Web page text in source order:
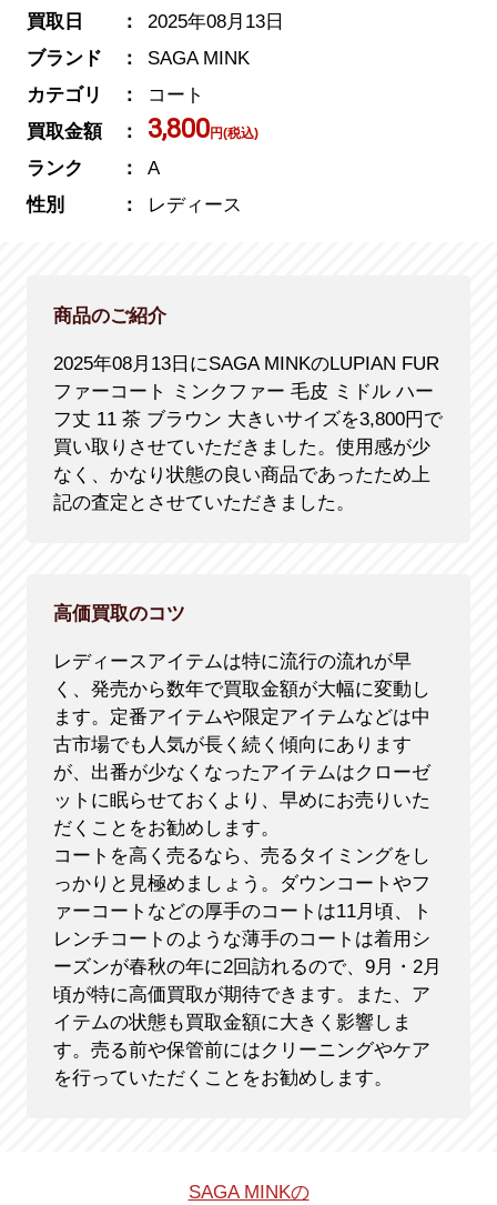
買取日
2025年08月13日
ブランド
SAGA MINK
カテゴリ
コート
買取金額
3,800円(税込)
ランク
A
性別
レディース
商品のご紹介
2025年08月13日にSAGA MINKのLUPIAN FUR
ファーコート ミンクファー 毛皮 ミドル ハー
フ丈 11 茶 ブラウン 大きいサイズを3,800円で
買い取りさせていただきました。使用感が少
なく、かなり状態の良い商品であったため上
記の査定とさせていただきました。
高価買取のコツ
レディースアイテムは特に流行の流れが早
く、発売から数年で買取金額が大幅に変動し
ます。定番アイテムや限定アイテムなどは中
古市場でも人気が長く続く傾向にあります
が、出番が少なくなったアイテムはクローゼ
ットに眠らせておくより、早めにお売りいた
だくことをお勧めします。
コートを高く売るなら、売るタイミングをし
っかりと見極めましょう。ダウンコートやフ
ァーコートなどの厚手のコートは11月頃、ト
レンチコートのような薄手のコートは着用シ
ーズンが春秋の年に2回訪れるので、9月・2月
頃が特に高価買取が期待できます。また、ア
イテムの状態も買取金額に大きく影響しま
す。売る前や保管前にはクリーニングやケア
を行っていただくことをお勧めします。
SAGA MINKの